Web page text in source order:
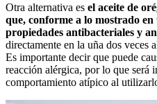
Otra alternativa es el aceite de
que, conforme a lo mostrado en
propiedades antibacteriales y
directamente en la uña dos veces
Es importante decir que puede
reacción alérgica, por lo que será
comportamiento atípico al